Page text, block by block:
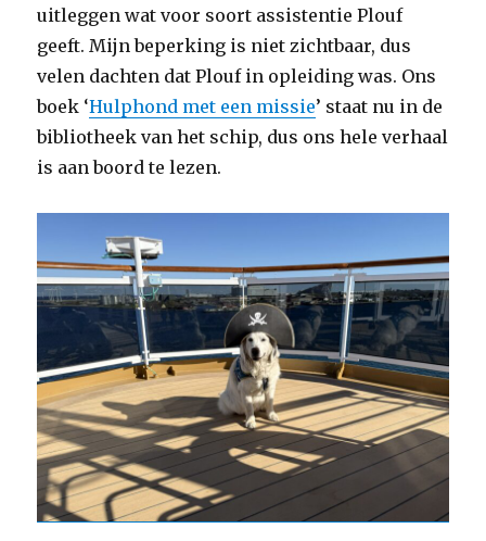
uitleggen wat voor soort assistentie Plouf
geeft. Mijn beperking is niet zichtbaar, dus
velen dachten dat Plouf in opleiding was. Ons
boek ‘Hulphond met een missie’ staat nu in de
bibliotheek van het schip, dus ons hele verhaal
is aan boord te lezen.